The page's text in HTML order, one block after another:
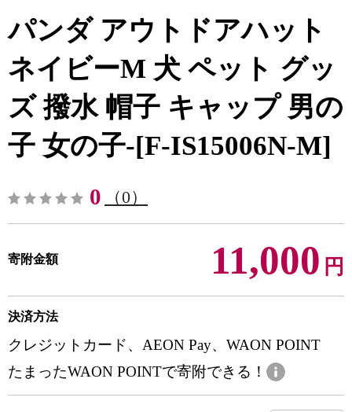
パンダ アウトドアハット
ネイビーM 犬 ペット グッ
ズ 撥水 帽子 キャップ 男の
子 女の子-[F-IS15006N-M]
0 （0）
寄附金額 11,000 円
決済方法
クレジットカード、AEON Pay、WAON POINT
たまったWAON POINTで寄附できる！